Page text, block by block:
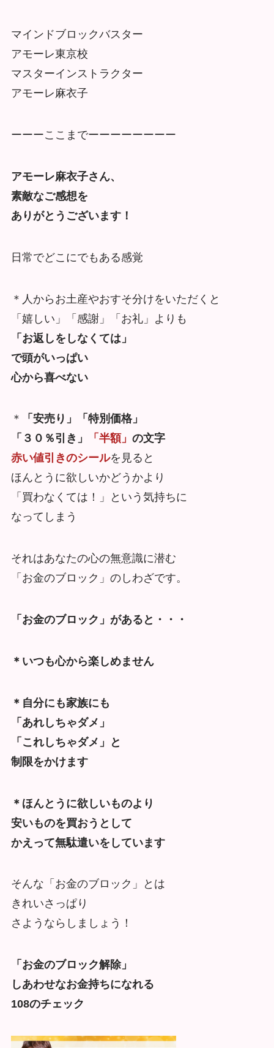
マインドブロックバスター
アモーレ東京校
マスターインストラクター
アモーレ麻衣子
ーーーここまでーーーーーーーー
アモーレ麻衣子さん、
素敵なご感想を
ありがとうございます！
日常でどこにでもある感覚
＊人からお土産やおすそ分けをいただくと
「嬉しい」「感謝」「お礼」よりも
「お返しをしなくては」
で頭がいっぱい
心から喜べない
＊
「安売り」「特別価格」
「３０％引き」
「半額」 の文字
赤い値引きのシールを見ると
ほんとうに欲しいかどうかより
「買わなくては！」という気持ちに
なってしまう
それはあなたの心の無意識に潜む
「お金のブロック」のしわざです。
「お金のブロック」があると・・・
＊いつも心から楽しめません
＊自分にも家族にも
「あれしちゃダメ」
「これしちゃダメ」と
制限をかけます
＊ほんとうに欲しいものより
安いものを買おうとして
かえって無駄遣いをしています
そんな「お金のブロック」とは
きれいさっぱり
さようならしましょう！
「お金のブロック解除」
しあわせなお金持ちになれる
108のチェック